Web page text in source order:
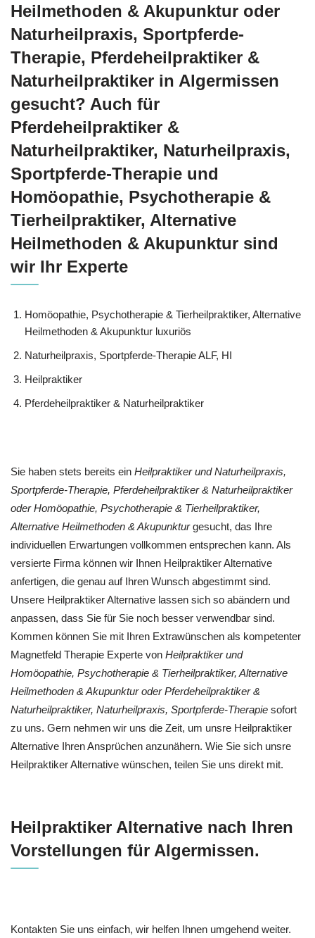
Heilmethoden & Akupunktur oder
Naturheilpraxis, Sportpferde-
Therapie, Pferdeheilpraktiker &
Naturheilpraktiker in Algermissen
gesucht? Auch für
Pferdeheilpraktiker &
Naturheilpraktiker, Naturheilpraxis,
Sportpferde-Therapie und
‎Homöopathie, ‎Psychotherapie &
‎Tierheilpraktiker, Alternative
Heilmethoden & Akupunktur sind
wir Ihr Experte
‎Homöopathie, ‎Psychotherapie & ‎Tierheilpraktiker, Alternative
Heilmethoden & Akupunktur luxuriös
Naturheilpraxis, Sportpferde-Therapie ALF, HI
Heilpraktiker
Pferdeheilpraktiker & Naturheilpraktiker
Sie haben stets bereits ein Heilpraktiker und Naturheilpraxis,
Sportpferde-Therapie, Pferdeheilpraktiker & Naturheilpraktiker
oder ‎Homöopathie, ‎Psychotherapie & ‎Tierheilpraktiker,
Alternative Heilmethoden & Akupunkturgesucht, das Ihre
individuellen Erwartungen vollkommen entsprechen kann. Als
versierte Firma können wir Ihnen Heilpraktiker Alternative
anfertigen, die genau auf Ihren Wunsch abgestimmt sind.
Unsere Heilpraktiker Alternative lassen sich so abändern und
anpassen, dass Sie für Sie noch besser verwendbar sind.
Kommen können Sie mit Ihren Extrawünschen als kompetenter
Magnetfeld Therapie Experte von Heilpraktiker und
‎Homöopathie, ‎Psychotherapie & ‎Tierheilpraktiker, Alternative
Heilmethoden & Akupunktur oder Pferdeheilpraktiker &
Naturheilpraktiker, Naturheilpraxis, Sportpferde-Therapie sofort
zu uns. Gern nehmen wir uns die Zeit, um unsre Heilpraktiker
Alternative Ihren Ansprüchen anzunähern. Wie Sie sich unsre
Heilpraktiker Alternative wünschen, teilen Sie uns direkt mit.
Heilpraktiker Alternative nach Ihren
Vorstellungen für Algermissen.
Kontakten Sie uns einfach, wir helfen Ihnen umgehend weiter.